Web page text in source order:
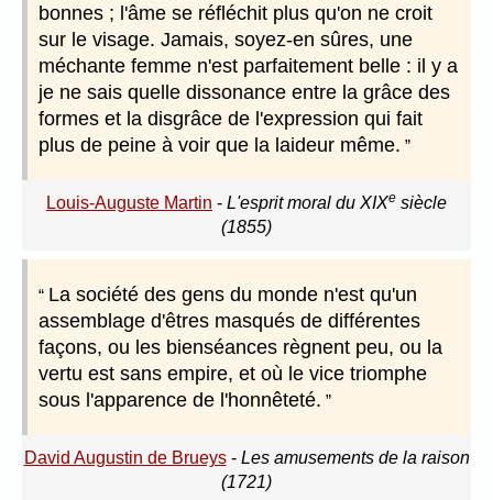
bonnes ; l'âme se réfléchit plus qu'on ne croit
sur le visage. Jamais, soyez-en sûres, une
méchante femme n'est parfaitement belle : il y a
je ne sais quelle dissonance entre la grâce des
formes et la disgrâce de l'expression qui fait
plus de peine à voir que la laideur même.
Louis-Auguste Martin - L'esprit moral du XIXe siècle
(1855)
La société des gens du monde n'est qu'un
assemblage d'êtres masqués de différentes
façons, ou les bienséances règnent peu, ou la
vertu est sans empire, et où le vice triomphe
sous l'apparence de l'honnêteté.
David Augustin de Brueys- Les amusements de la raison
(1721)